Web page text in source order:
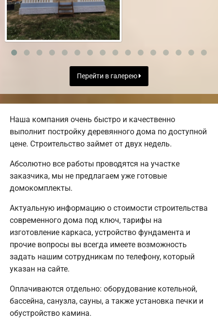
Перейти в галерею
Наша компания очень быстро и качественно
выполнит постройку деревянного дома по доступной
цене. Строительство займет от двух недель.
Абсолютно все работы проводятся на участке
заказчика, мы не предлагаем уже готовые
домокомплекты.
Актуальную информацию о стоимости строительства
современного дома под ключ, тарифы на
изготовление каркаса, устройство фундамента и
прочие вопросы вы всегда имеете возможность
задать нашим сотрудникам по телефону, который
указан на сайте.
Оплачиваются отдельно: оборудование котельной,
бассейна, санузла, сауны, а также установка печки и
обустройство камина.